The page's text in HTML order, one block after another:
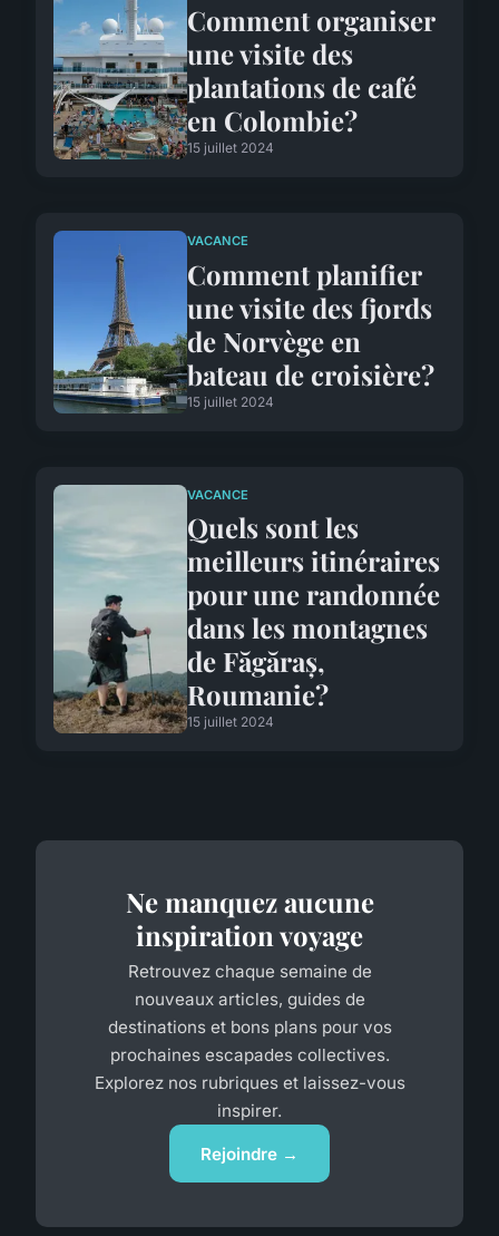
Comment organiser
une visite des
plantations de café
en Colombie?
15 juillet 2024
VACANCE
Comment planifier
une visite des fjords
de Norvège en
bateau de croisière?
15 juillet 2024
VACANCE
Quels sont les
meilleurs itinéraires
pour une randonnée
dans les montagnes
de Făgăraș,
Roumanie?
15 juillet 2024
Ne manquez aucune
inspiration voyage
Retrouvez chaque semaine de
nouveaux articles, guides de
destinations et bons plans pour vos
prochaines escapades collectives.
Explorez nos rubriques et laissez-vous
inspirer.
Rejoindre →